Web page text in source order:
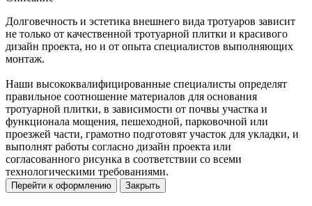
Долговечность и эстетика внешнего вида тротуаров зависит
не только от качественной тротуарной плитки и красивого
дизайн проекта, но и от опыта специалистов выполняющих
монтаж.
Наши высококвалифицированные специалисты определят
правильное соотношение материалов для основания
тротуарной плитки, в зависимости от почвы участка и
функционала мощения, пешеходной, парковочной или
проезжей части, грамотно подготовят участок для укладки, и
выполнят работы согласно дизайн проекта или
согласованного рисунка в соответствии со всеми
технологическими требованиями.
Перейти к оформлению Закрыть